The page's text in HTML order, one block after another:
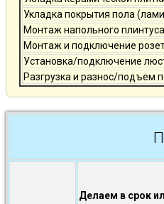
Укладка покрытия пола
Монтаж напольного плинтуса
Монтаж и подключение
Установка/подключение
Разгрузка и разнос/подъем
Делаем в срок